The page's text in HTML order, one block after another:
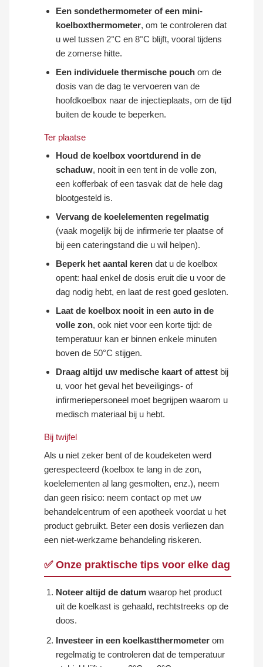
Een sondethermometer of een mini-
koelboxthermometer, om te controleren dat
u wel tussen 2°C en 8°C blijft, vooral tijdens
de zomerse hitte.
Een individuele thermische pouchom de
dosis van de dag te vervoeren van de
hoofdkoelbox naar de injectieplaats, om de tijd
buiten de koude te beperken.
Ter plaatse
Houd de koelbox voortdurend in de
schaduw, nooit in een tent in de volle zon,
een kofferbak of een tasvak dat de hele dag
blootgesteld is.
Vervang de koelelementen regelmatig
(vaak mogelijk bij de infirmerie ter plaatse of
bij een cateringstand die u wil helpen).
Beperk het aantal kerendat u de koelbox
opent: haal enkel de dosis eruit die u voor de
dag nodig hebt, en laat de rest goed gesloten.
Laat de koelbox nooit in een auto in de
volle zon, ook niet voor een korte tijd: de
temperatuur kan er binnen enkele minuten
boven de 50°C stijgen.
Draag altijd uw medische kaart of attestbij
u, voor het geval het beveiligings- of
infirmeriepersoneel moet begrijpen waarom u
medisch materiaal bij u hebt.
Bij twijfel
Als u niet zeker bent of de koudeketen werd
gerespecteerd (koelbox te lang in de zon,
koelelementen al lang gesmolten, enz.), neem
dan geen risico: neem contact op met uw
behandelcentrum of een apotheek voordat u het
product gebruikt. Beter een dosis verliezen dan
een niet-werkzame behandeling riskeren.
✅ Onze praktische tips voor elke dag
Noteer altijd de datumwaarop het product
uit de koelkast is gehaald, rechtstreeks op de
doos.
Investeer in een koelkastthermometerom
regelmatig te controleren dat de temperatuur